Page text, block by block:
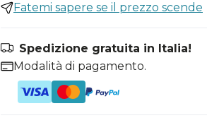
Fatemi sapere se il prezzo scende
Spedizione gratuita in Italia!
Modalità di pagamento.